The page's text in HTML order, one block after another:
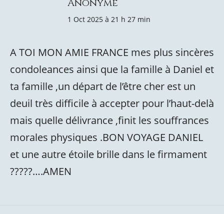
Anonyme
1 Oct 2025 à 21 h 27 min
A TOI MON AMIE FRANCE mes plus sincères
condoleances ainsi que la famille à Daniel et
ta famille ,un départ de l’être cher est un
deuil très difficile à accepter pour l’haut-delà
mais quelle délivrance ,finit les souffrances
morales physiques .BON VOYAGE DANIEL
et une autre étoile brille dans le firmament
?????….AMEN